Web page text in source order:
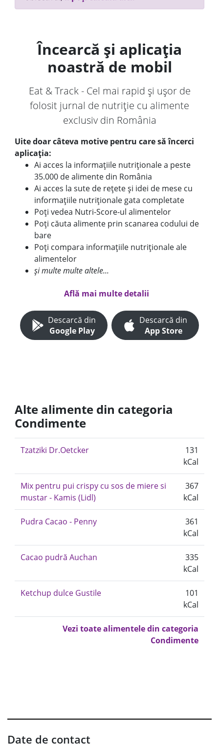
Încearcă și aplicația
noastră de mobil
Eat & Track - Cel mai rapid și ușor de
folosit jurnal de nutriție cu alimente
exclusiv din România
Uite doar câteva motive pentru care să încerci
aplicația:
Ai acces la informațiile nutriționale a peste
35.000 de alimente din România
Ai acces la sute de rețete și idei de mese cu
informațiile nutriționale gata completate
Poți vedea Nutri-Score-ul alimentelor
Poți căuta alimente prin scanarea codului de
bare
Poți compara informațiile nutriționale ale
alimentelor
și multe multe altele...
Află mai multe detalii
Descarcă din
Google Play
Descarcă din
App Store
Alte alimente din categoria
Condimente
Tzatziki Dr.Oetcker
131
kCal
Mix pentru pui crispy cu sos de miere si
mustar - Kamis (Lidl)
367
kCal
Pudra Cacao - Penny
361
kCal
Cacao pudră Auchan
335
kCal
Ketchup dulce Gustile
101
kCal
Vezi toate alimentele din categoria
Condimente
Date de contact